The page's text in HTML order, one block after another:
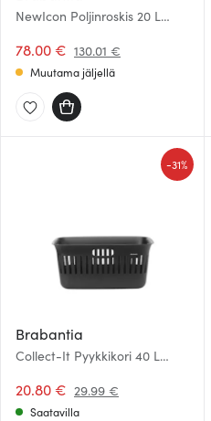
NewIcon Poljinroskis 20 L
78.00 € 130.01 €
Muutama jäljellä
Brabantia
Collect-It Pyykkikori 40 L
20.80 € 29.99 €
-31%
Saatavilla